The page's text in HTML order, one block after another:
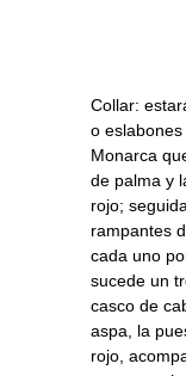
Collar:
o
Monarca
de palma y
rojo;
rampantes
cada uno
sucede un
casco de
aspa, la
rojo,